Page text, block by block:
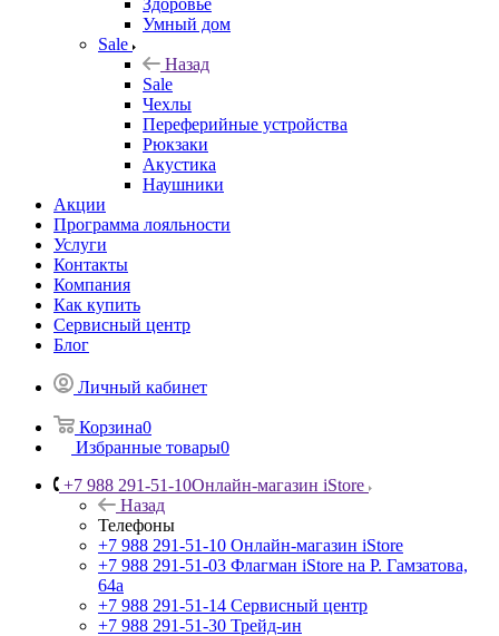
Здоровье
Умный дом
Sale
Назад
Sale
Чехлы
Переферийные устройства
Рюкзаки
Акустика
Наушники
Акции
Программа лояльности
Услуги
Контакты
Компания
Как купить
Сервисный центр
Блог
Личный кабинет
Корзина0
Избранные товары0
+7 988 291-51-10Онлайн-магазин iStore
Назад
Телефоны
+7 988 291-51-10 Онлайн-магазин iStore
+7 988 291-51-03 Флагман iStore на Р. Гамзатова,
64а
+7 988 291-51-14 Сервисный центр
+7 988 291-51-30 Трейд-ин